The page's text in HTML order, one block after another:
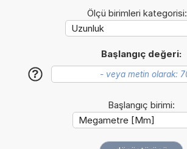
Ölçü birimleri kategorisi:
Başlangıç değeri:
?
Başlangıç birimi: